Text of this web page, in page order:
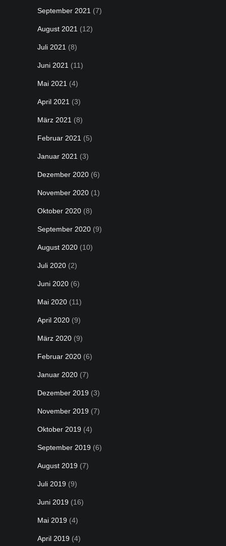
September 2021 (7)
August 2021 (12)
Juli 2021 (8)
Juni 2021 (11)
Mai 2021 (4)
April 2021 (3)
März 2021 (8)
Februar 2021 (5)
Januar 2021 (3)
Dezember 2020 (6)
November 2020 (1)
Oktober 2020 (8)
September 2020 (9)
August 2020 (10)
Juli 2020 (2)
Juni 2020 (6)
Mai 2020 (11)
April 2020 (9)
März 2020 (9)
Februar 2020 (6)
Januar 2020 (7)
Dezember 2019 (3)
November 2019 (7)
Oktober 2019 (4)
September 2019 (6)
August 2019 (7)
Juli 2019 (9)
Juni 2019 (16)
Mai 2019 (4)
April 2019 (4)